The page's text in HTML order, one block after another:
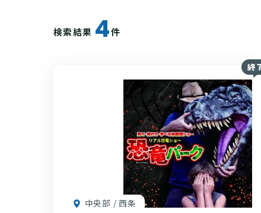
検索結果 4件
中央部 / 西条